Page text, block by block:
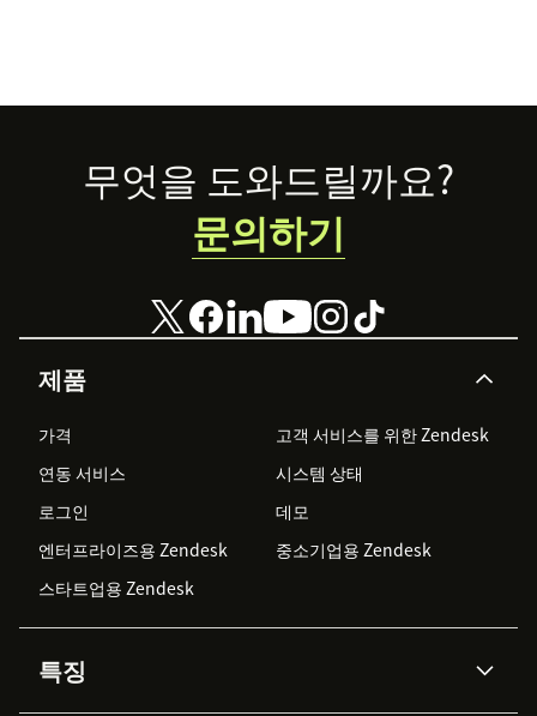
Footer
제품
가격
고객 서비스를 위한 Zendesk
연동 서비스
시스템 상태
로그인
데모
엔터프라이즈용 Zendesk
중소기업용 Zendesk
스타트업용 Zendesk
특징
무엇을 도와드릴까요?
문의하기